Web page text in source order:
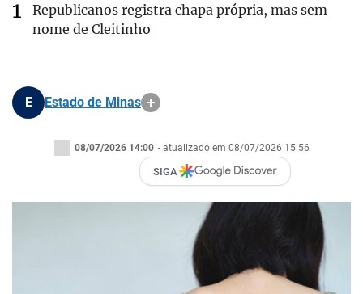
Republicanos registra chapa própria, mas sem
nome de Cleitinho
E Estado de Minas
08/07/2026 14:00 - atualizado em 08/07/2026 15:56
SIGA